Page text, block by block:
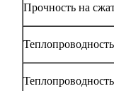
Прочность на